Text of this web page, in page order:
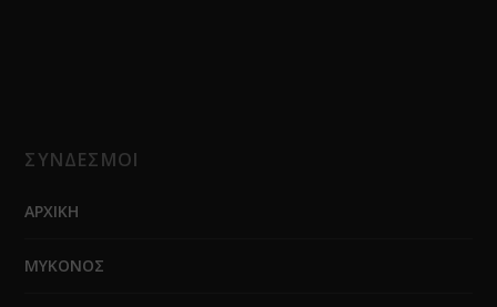
ΣΥΝΔΕΣΜΟΙ
ΑΡΧΙΚΗ
ΜΥΚΟΝΟΣ